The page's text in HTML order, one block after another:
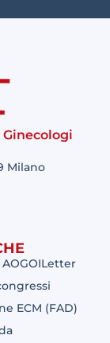
Ginecologi
Milano
ECM (FAD)